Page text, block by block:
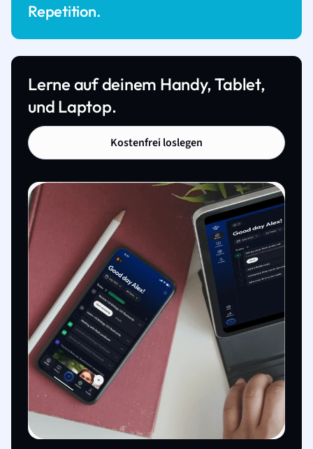
Repetition.
Lerne auf deinem Handy, Tablet,
und Laptop.
Kostenfrei loslegen